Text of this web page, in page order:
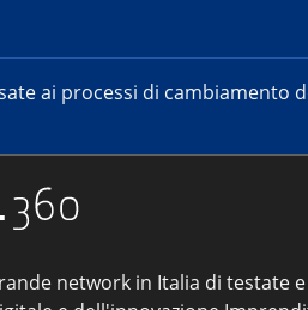
ai processi di cambiamento
network in Italia di testate